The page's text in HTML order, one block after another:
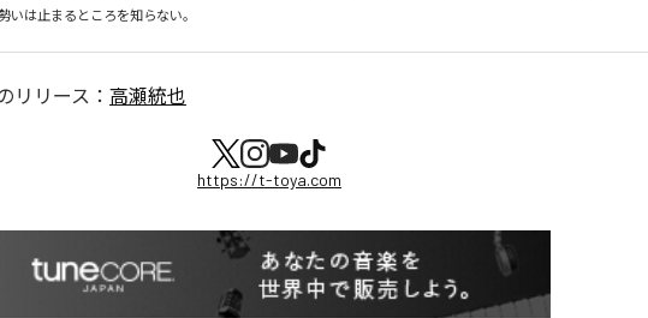
いは止まるところを知らない。
リリース： 高瀬統也
https://t-toya.com